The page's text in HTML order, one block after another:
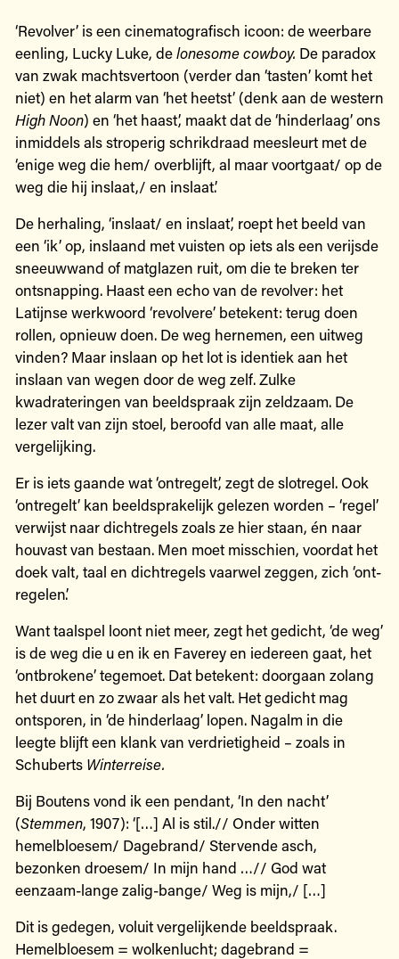
‘Revolver’ is een cinematografisch icoon: de weerbare
eenling, Lucky Luke, delonesomecowboy. De paradox
van zwak machtsvertoon (verder dan ‘tasten’ komt het
niet) en het alarm van ‘het heetst’ (denk aan de western
HighNoon) en ‘het haast’, maakt dat de ‘hinderlaag’ ons
inmiddels als stroperig schrikdraad meesleurt met de
‘enige weg die hem/ overblijft, al maar voortgaat/ op de
weg die hij inslaat,/ en inslaat’.
De herhaling, ‘inslaat/ en inslaat’, roept het beeld van
een ‘ik’ op, inslaand met vuisten op iets als een verijsde
sneeuwwand of matglazen ruit, om die te breken ter
ontsnapping. Haast een echo van de revolver: het
Latijnse werkwoord ‘revolvere’ betekent: terug doen
rollen, opnieuw doen. De weg hernemen, een uitweg
vinden? Maar inslaan op het lot is identiek aan het
inslaan van wegen door de weg zelf. Zulke
kwadrateringen van beeldspraak zijn zeldzaam. De
lezer valt van zijn stoel, beroofd van alle maat, alle
vergelijking.
Er is iets gaande wat ‘ontregelt’, zegt de slotregel. Ook
‘ontregelt’ kan beeldsprakelijk gelezen worden – ‘regel’
verwijst naar dichtregels zoals ze hier staan, én naar
houvast van bestaan. Men moet misschien, voordat het
doek valt, taal en dichtregels vaarwel zeggen, zich ‘ont-
regelen’.
Want taalspel loont niet meer, zegt het gedicht, ‘de weg’
is de weg die u en ik en Faverey en iedereen gaat, het
‘ontbrokene’ tegemoet. Dat betekent: doorgaan zolang
het duurt en zo zwaar als het valt. Het gedicht mag
ontsporen, in ‘de hinderlaag’ lopen. Nagalm in die
leegte blijft een klank van verdrietigheid – zoals in
Schuberts Winterreise.
Bij Boutens vond ik een pendant, ‘In den nacht’
(Stemmen, 1907): ‘[…] Al is stil.// Onder witten
hemelbloesem/ Dagebrand/ Stervende asch,
bezonken droesem/ In mijn hand …// God wat
eenzaam-lange zalig-bange/ Weg is mijn,/ […]
Dit is gedegen, voluit vergelijkende beeldspraak.
Hemelbloesem = wolkenlucht; dagebrand =